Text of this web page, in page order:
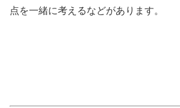
点を一緒に考えるなどがあります。